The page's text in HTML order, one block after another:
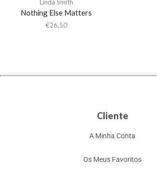
Linda Smith
Nothing Else Matters
€26,50
Cliente
A Minha Conta
Os Meus Favoritos